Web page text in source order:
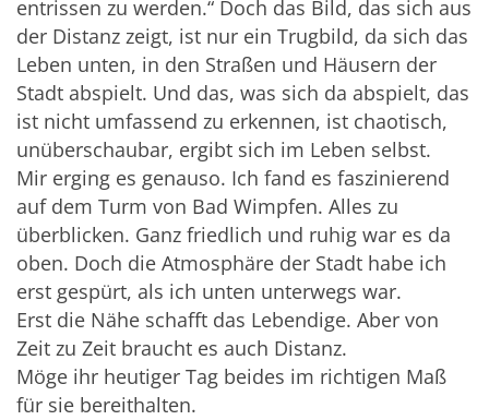
entrissen zu werden.“ Doch das Bild, das sich aus
der Distanz zeigt, ist nur ein Trugbild, da sich das
Leben unten, in den Straßen und Häusern der
Stadt abspielt. Und das, was sich da abspielt, das
ist nicht umfassend zu erkennen, ist chaotisch,
unüberschaubar, ergibt sich im Leben selbst.
Mir erging es genauso. Ich fand es faszinierend
auf dem Turm von Bad Wimpfen. Alles zu
überblicken. Ganz friedlich und ruhig war es da
oben. Doch die Atmosphäre der Stadt habe ich
erst gespürt, als ich unten unterwegs war.
Erst die Nähe schafft das Lebendige. Aber von
Zeit zu Zeit braucht es auch Distanz.
Möge ihr heutiger Tag beides im richtigen Maß
für sie bereithalten.